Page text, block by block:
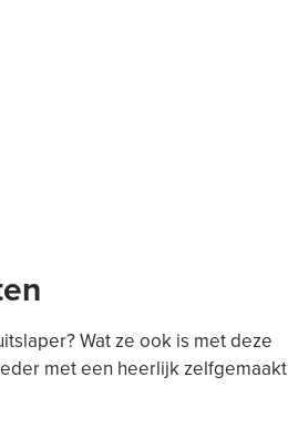
Wat ze ook is met deze
met een heerlijk zelfgemaakt